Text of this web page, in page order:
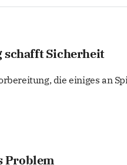
schafft Sicherheit
die einiges an
Problem